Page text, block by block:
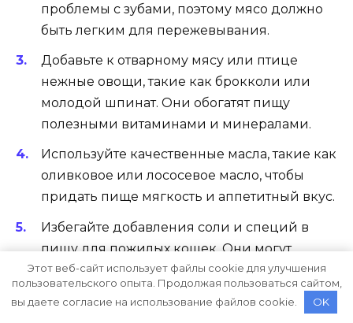
проблемы с зубами, поэтому мясо должно
быть легким для пережевывания.
Добавьте к отварному мясу или птице
нежные овощи, такие как брокколи или
молодой шпинат. Они обогатят пищу
полезными витаминами и минералами.
Используйте качественные масла, такие как
оливковое или лососевое масло, чтобы
придать пище мягкость и аппетитный вкус.
Избегайте добавления соли и специй в
пищу для пожилых кошек. Они могут
негативно повлиять на их здоровье и
вызвать проблемы с пищеварением.
Этот веб-сайт использует файлы cookie для улучшения
пользовательского опыта. Продолжая пользоваться сайтом,
вы даете согласие на использование файлов cookie.
OK